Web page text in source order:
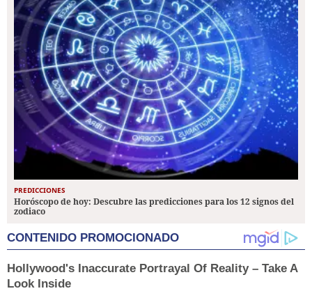
PREDICCIONES
Horóscopo de hoy: Descubre las predicciones para los 12 signos del
zodiaco
CONTENIDO PROMOCIONADO
Hollywood's Inaccurate Portrayal Of Reality – Take A
Look Inside